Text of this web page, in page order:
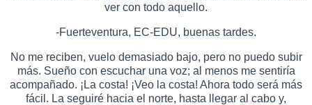
ver con todo aquello.
-Fuerteventura, EC-EDU, buenas tardes.
No me reciben, vuelo demasiado bajo, pero no puedo subir
más. Sueño con escuchar una voz; al menos me sentiría
acompañado. ¡La costa! ¡Veo la costa! Ahora todo será más
fácil. La seguiré hacia el norte, hasta llegar al cabo y,